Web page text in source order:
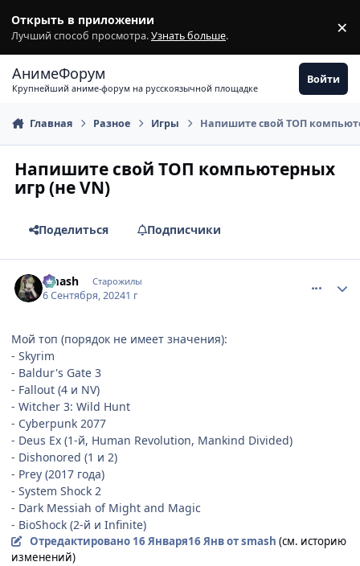
Открыть в приложении
Лучший способ просмотра.Узнать больше. ×
АнимеФорум
Крупнейший аниме-форум на русскоязычной площадке
Войти
Главная Разное Игры Напишите свой ТОП
Напишите свой ТОП компьютерных
игр (не VN)
Поделиться Подписчики
smash Старожилы
6 Сентября, 20241 г
Мой топ (порядок не имеет значения):
- Skyrim
- Baldur's Gate 3
- Fallout (4 и NV)
- Witcher 3: Wild Hunt
- Cyberpunk 2077
- Deus Ex (1-й, Human Revolution, Mankind Divided)
- Dishonored (1 и 2)
- Prey (2017 года)
- System Shock 2
- Dark Messiah of Might and Magic
- BioShock (2-й и Infinite)
Отредактировано 16 Января16 Янвот smash (см. историю
изменений)